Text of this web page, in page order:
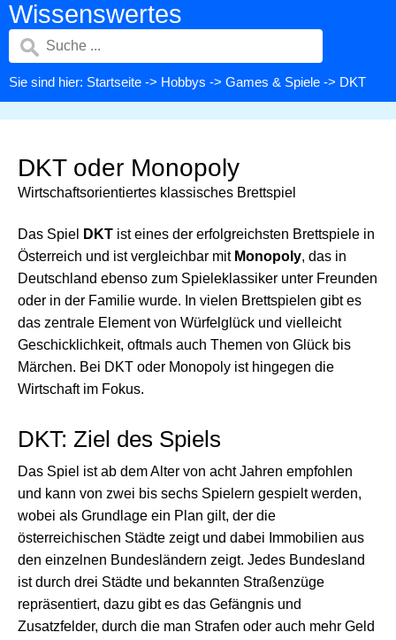
Wissenswertes
Sie sind hier: Startseite -> Hobbys -> Games & Spiele -> DKT
DKT oder Monopoly
Wirtschaftsorientiertes klassisches Brettspiel
Das Spiel DKT ist eines der erfolgreichsten Brettspiele in
Österreich und ist vergleichbar mit Monopoly, das in
Deutschland ebenso zum Spieleklassiker unter Freunden
oder in der Familie wurde. In vielen Brettspielen gibt es
das zentrale Element von Würfelglück und vielleicht
Geschicklichkeit, oftmals auch Themen von Glück bis
Märchen. Bei DKT oder Monopoly ist hingegen die
Wirtschaft im Fokus.
DKT: Ziel des Spiels
Das Spiel ist ab dem Alter von acht Jahren empfohlen
und kann von zwei bis sechs Spielern gespielt werden,
wobei als Grundlage ein Plan gilt, der die
österreichischen Städte zeigt und dabei Immobilien aus
den einzelnen Bundesländern zeigt. Jedes Bundesland
ist durch drei Städte und bekannten Straßenzüge
repräsentiert, dazu gibt es das Gefängnis und
Zusatzfelder, durch die man Strafen oder auch mehr Geld